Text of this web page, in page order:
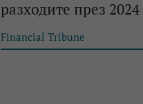
разходите през 2024
Financial Tribune